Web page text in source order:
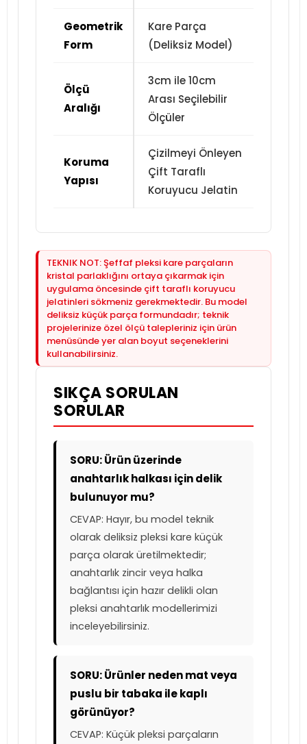
Geometrik
Form
Kare Parça
(Deliksiz Model)
Ölçü
Aralığı
3cm ile 10cm
Arası Seçilebilir
Ölçüler
Koruma
Yapısı
Çizilmeyi Önleyen
Çift Taraflı
Koruyucu Jelatin
TEKNIK NOT: Şeffaf pleksi kare parçaların
kristal parlaklığını ortaya çıkarmak için
uygulama öncesinde çift taraflı koruyucu
jelatinleri sökmeniz gerekmektedir. Bu model
deliksiz küçük parça formundadır; teknik
projelerinize özel ölçü talepleriniz için ürün
menüsünde yer alan boyut seçeneklerini
kullanabilirsiniz.
SIKÇA SORULAN
SORULAR
SORU: Ürün üzerinde
anahtarlık halkası için delik
bulunuyor mu?
CEVAP: Hayır, bu model teknik
olarak deliksiz pleksi kare küçük
parça olarak üretilmektedir;
anahtarlık zincir veya halka
bağlantısı için hazır delikli olan
pleksi anahtarlık modellerimizi
inceleyebilirsiniz.
SORU: Ürünler neden mat veya
puslu bir tabaka ile kaplı
görünüyor?
CEVAP: Küçük pleksi parçaların